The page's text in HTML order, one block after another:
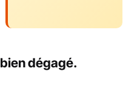
dégagé.